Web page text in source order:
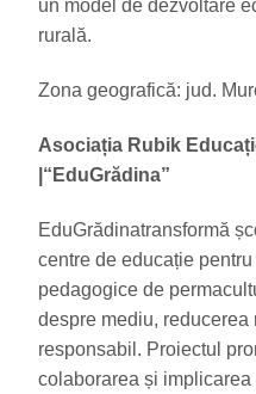
un model de dezvoltare
rurală.
Zona geografică: jud.
Asociația Rubik
“EduGrădina”
EduGrădinatransformă
centre de educație
pedagogice de
despre mediu, reducerea
responsabil. Proiectul
colaborarea și